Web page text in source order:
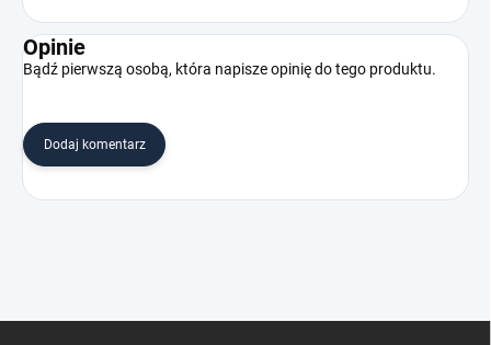
Opinie
Bądź pierwszą osobą, która napisze opinię do tego produktu.
Dodaj komentarz